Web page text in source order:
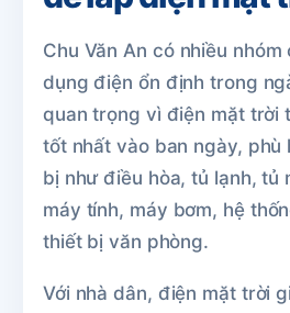
Chu Văn An có nhiều
dụng điện ổn định trong
quan trọng vì điện mặt trời
tốt nhất vào ban ngày, phù
bị như điều hòa, tủ lạnh, tủ
máy tính, máy bơm, hệ
thiết bị văn phòng.
Với nhà dân, điện mặt trời